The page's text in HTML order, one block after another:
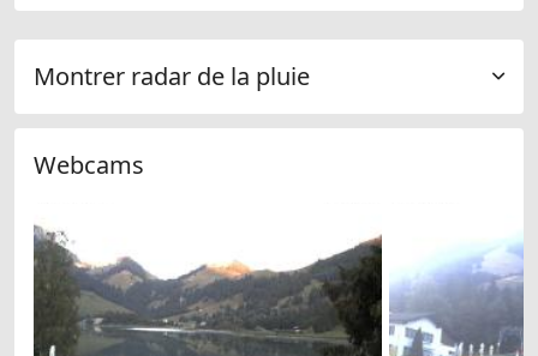
Montrer radar de la pluie
Webcams